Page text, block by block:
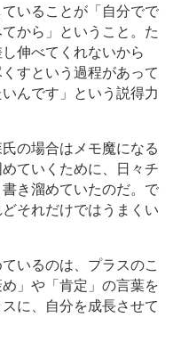
いることが「自分でで
から」ということ。た
伸べてくれないから
すという過程があって
んです」という説得力
の場合はメモ魔になる
ていくために、日々チ
き溜めていたのだ。で
それだけではうまくい
いるのは、プラスのこ
」や「肯定」の言葉を
に、自分を成長させて